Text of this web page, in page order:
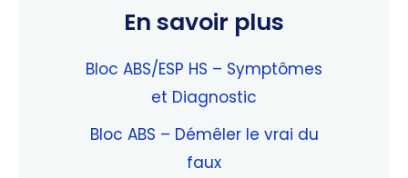
En savoir plus
Bloc ABS/ESP HS – Symptômes
et Diagnostic
Bloc ABS – Démêler le vrai du
faux